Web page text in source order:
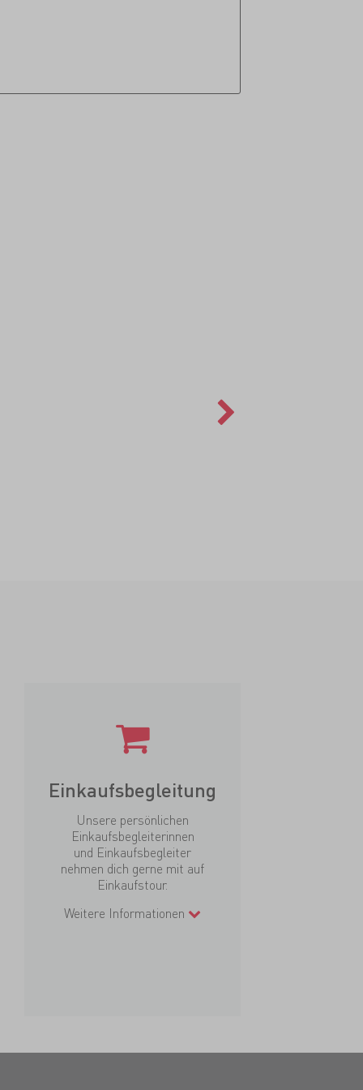
Einkaufsbegleitung
Unsere persönlichen
Einkaufsbegleiterinnen
und Einkaufsbegleiter
nehmen dich gerne mit auf
Einkaufstour.
Weitere Informationen